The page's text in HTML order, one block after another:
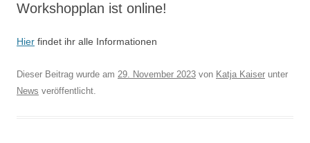
Workshopplan ist online!
Hier findet ihr alle Informationen
Dieser Beitrag wurde am 29. November 2023 von Katja Kaiser unter
News veröffentlicht.